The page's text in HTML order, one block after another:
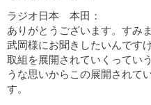
ラジオ日本 本田：
ありがとうございます。すみ
武岡様にお聞きしたいんです
取組を展開されていくってい
うな思いからこの展開されて
す。